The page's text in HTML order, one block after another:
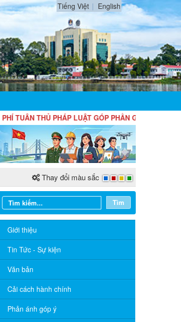
Tiếng Việt English
PHÁP LUẬT GÓP PHẦN GIẢI PHÓNG NGUỒN
Thay đổi màu sắc
Tìm
Giới thiệu
Tin Tức - Sự kiện
Văn bản
Cải cách hành chính
Phản ánh góp ý